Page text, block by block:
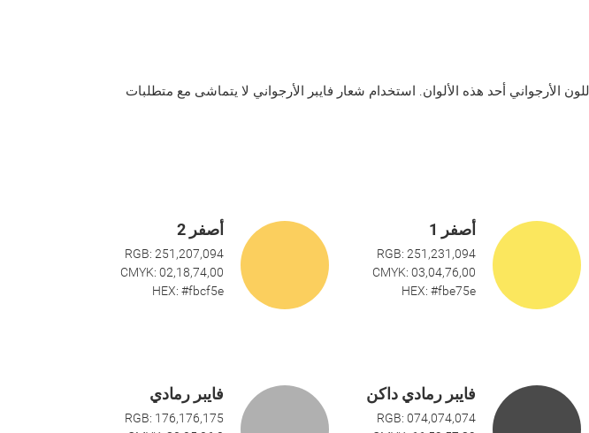
أحد هذه الألوان. استخدام شعار فايبر الأرجواني لا يتماشى مع متطلبات
أصفر 1
RGB: 251,231,094
CMYK: 03,04,76,00
HEX: #fbe75e
أصفر 2
RGB: 251,207,094
CMYK: 02,18,74,00
HEX: #fbcf5e
فايبر رمادي داكن
RGB: 074,074,074
فايبر رمادي
RGB: 176,176,175